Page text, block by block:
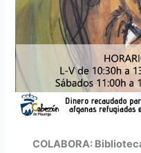
COLABORA: